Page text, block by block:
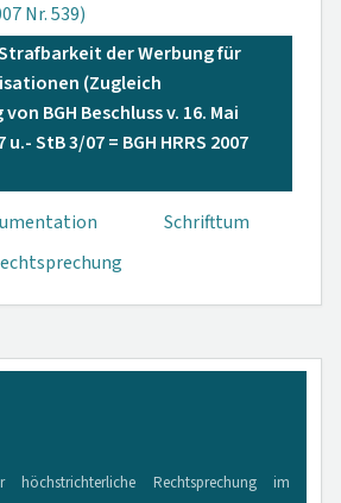
Nr. 539)
der Wer­bung für
(Zugleich
BGH Beschluss v. 16. Mai
u.- StB 3/07 = BGH HRRS 2007
Schrifttum
höchstrichterliche Rechtsprechung im